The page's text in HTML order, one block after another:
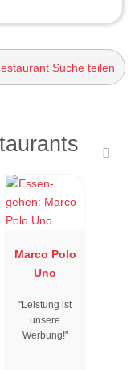
Suche teilen
Marco Polo
Uno
"Leistung ist
unsere
Werbung!"